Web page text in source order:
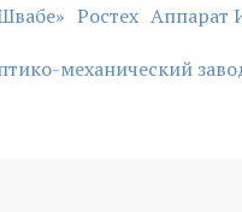
Ростех Аппарат
механический